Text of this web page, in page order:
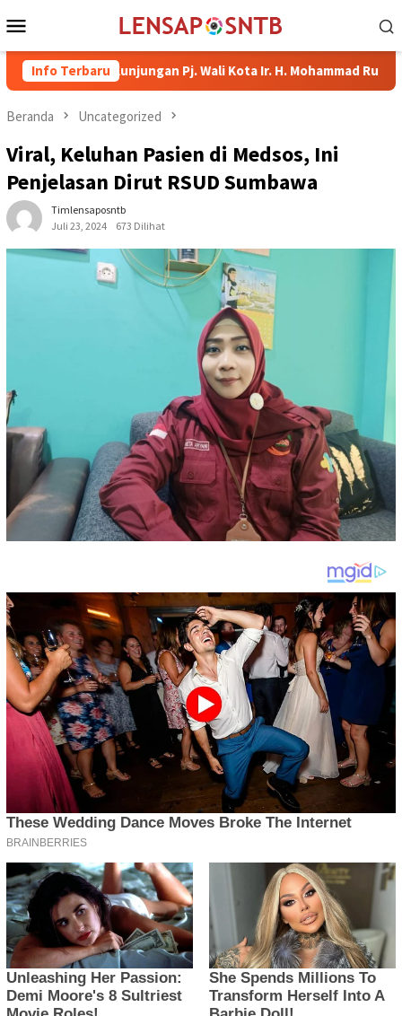
ke
Mobile
Info Terbaru
Kunjungan Pj. Wali Kota Ir. H. Mohammad Rum, MT
Beranda Uncategorized
Viral, Keluhan Pasien di Medsos, Ini
Penjelasan Dirut RSUD Sumbawa
Timlensaposntb
Juli 23, 2024
673 Dilihat